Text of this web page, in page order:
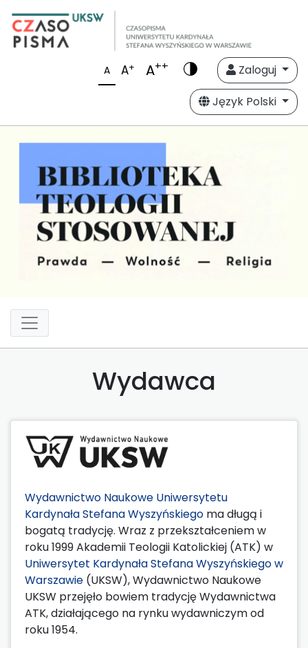
A A+ A++
Zaloguj
Język Polski
Wydawca
Wydawnictwo Naukowe Uniwersytetu
Kardynała Stefana Wyszyńskiego ma długą i
bogatą tradycję. Wraz z przekształceniem w
roku 1999 Akademii Teologii Katolickiej (ATK) w
Uniwersytet Kardynała Stefana Wyszyńskiego w
Warszawie (UKSW), Wydawnictwo Naukowe
UKSW przejęło bowiem tradycję Wydawnictwa
ATK, działającego na rynku wydawniczym od
roku 1954.